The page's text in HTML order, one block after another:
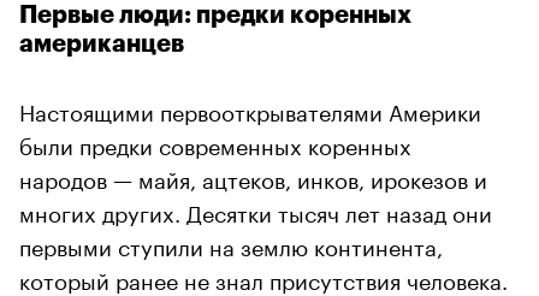
Первые люди: предки коренных
американцев
Настоящими первооткрывателями Америки
были предки современных коренных
народов — майя, ацтеков, инков, ирокезов и
многих других. Десятки тысяч лет назад они
первыми ступили на землю континента,
который ранее не знал присутствия человека.